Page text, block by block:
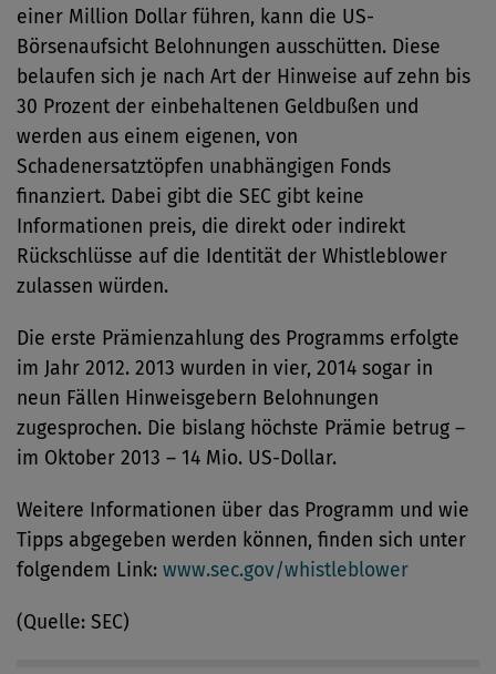
einer Million Dollar führen, kann die US-
Börsenaufsicht Belohnungen ausschütten. Diese
belaufen sich je nach Art der Hinweise auf zehn bis
30 Prozent der einbehaltenen Geldbußen und
werden aus einem eigenen, von
Schadenersatztöpfen unabhängigen Fonds
finanziert. Dabei gibt die SEC gibt keine
Informationen preis, die direkt oder indirekt
Rückschlüsse auf die Identität der Whistleblower
zulassen würden.
Die erste Prämienzahlung des Programms erfolgte
im Jahr 2012. 2013 wurden in vier, 2014 sogar in
neun Fällen Hinweisgebern Belohnungen
zugesprochen. Die bislang höchste Prämie betrug –
im Oktober 2013 – 14 Mio. US-Dollar.
Weitere Informationen über das Programm und wie
Tipps abgegeben werden können, finden sich unter
folgendem Link: www.sec.gov/whistleblower
(Quelle: SEC)